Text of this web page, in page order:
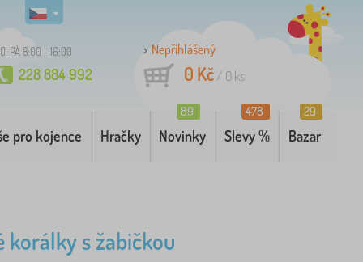
PÁ 8:00 - 16:00
228 884 992
Nepřihlášený
0 Kč/ 0 ks
pro kojence Hračky Novinky
89
Slevy %
478
Bazar
29
korálky s žabičkou